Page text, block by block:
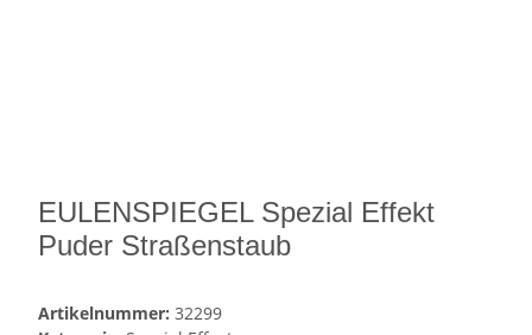
EULENSPIEGEL Spezial Effekt
Puder Straßenstaub
Artikelnummer: 32299